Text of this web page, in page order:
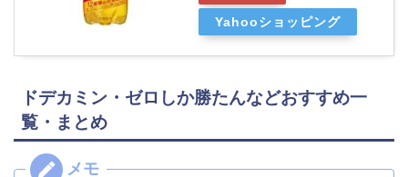
Yahooショッピング
ドデカミン・ゼロしか勝たんなどおすすめ一
覧・まとめ